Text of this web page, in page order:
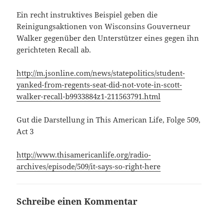
Ein recht instruktives Beispiel geben die
Reinigungsaktionen von Wisconsins Gouverneur
Walker gegenüber den Unterstützer eines gegen ihn
gerichteten Recall ab.
http://m.jsonline.com/news/statepolitics/student-
yanked-from-regents-seat-did-not-vote-in-scott-
walker-recall-b9933884z1-211563791.html
Gut die Darstellung in This American Life, Folge 509,
Act 3
http://www.thisamericanlife.org/radio-
archives/episode/509/it-says-so-right-here
Schreibe einen Kommentar